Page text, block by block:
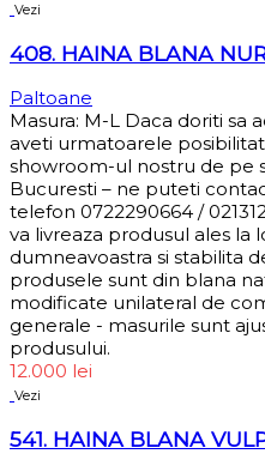
Vezi
408. HAINA BLANA
Paltoane
Masura: M-L Daca doriti sa
aveti urmatoarele
showroom-ul nostru de pe
Bucuresti – ne puteti
telefon 0722290664 /
va livreaza produsul ales la
dumneavoastra si stabilita
produsele sunt din blana
modificate unilateral de
generale - masurile sunt
produsului.
12.000 lei
Vezi
541. HAINA BLANA